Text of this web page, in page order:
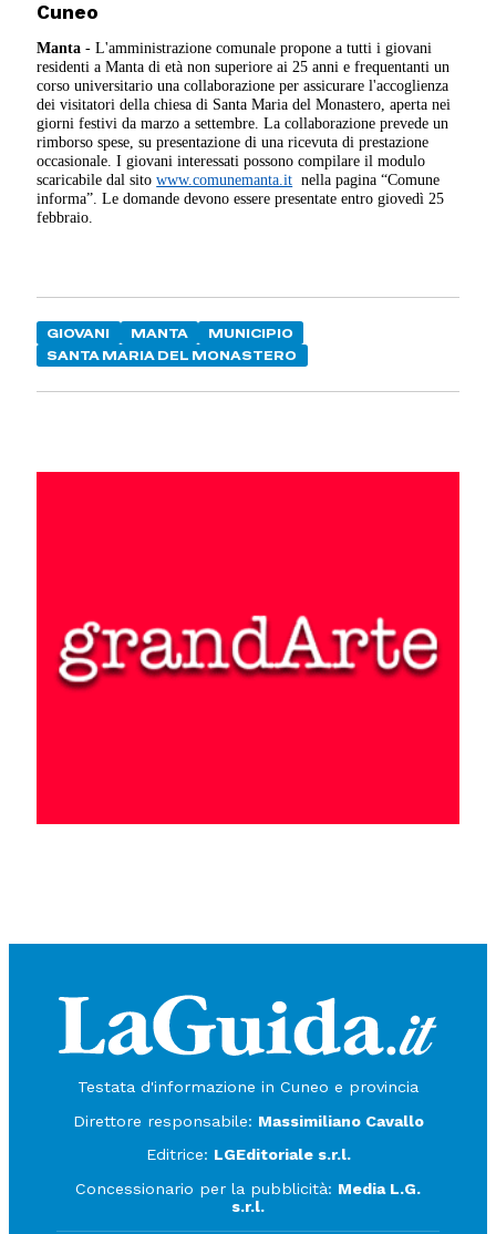
Cuneo
Manta - L'amministrazione comunale propone a tutti i giovani
residenti a Manta di età non superiore ai 25 anni e frequentanti un
corso universitario una collaborazione per assicurare l'accoglienza
dei visitatori della chiesa di Santa Maria del Monastero, aperta nei
giorni festivi da marzo a settembre. La collaborazione prevede un
rimborso spese, su presentazione di una ricevuta di prestazione
occasionale. I giovani interessati possono compilare il modulo
scaricabile dal sito www.comunemanta.it nella pagina “Comune
informa”. Le domande devono essere presentate entro giovedì 25
febbraio.
GIOVANI MANTA
MUNICIPIO
SANTA MARIA DEL MONASTERO
Testata d'informazione in Cuneo e provincia
Direttore responsabile: Massimiliano Cavallo
Editrice: LGEditoriale s.r.l.
Concessionario per la pubblicità: Media L.G.
s.r.l.